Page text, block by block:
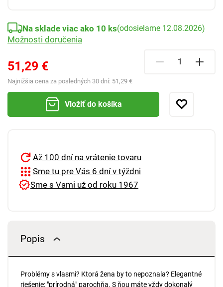
51,29 €
Najnižšia cena za posledných 30 dní: 51,29 €
Na sklade viac ako 10 ks(odosielame 12.08.2026)
Možnosti doručenia
Vložiť do košíka
Až 100 dní na vrátenie tovaru
Sme tu pre Vás 6 dní v týždni
Sme s Vami už od roku 1967
Popis
Problémy s vlasmi? Ktorá žena by to nepoznala? Elegantné
riešenie: "prírodná" parochňa. S ňou máte vždy dokonalý